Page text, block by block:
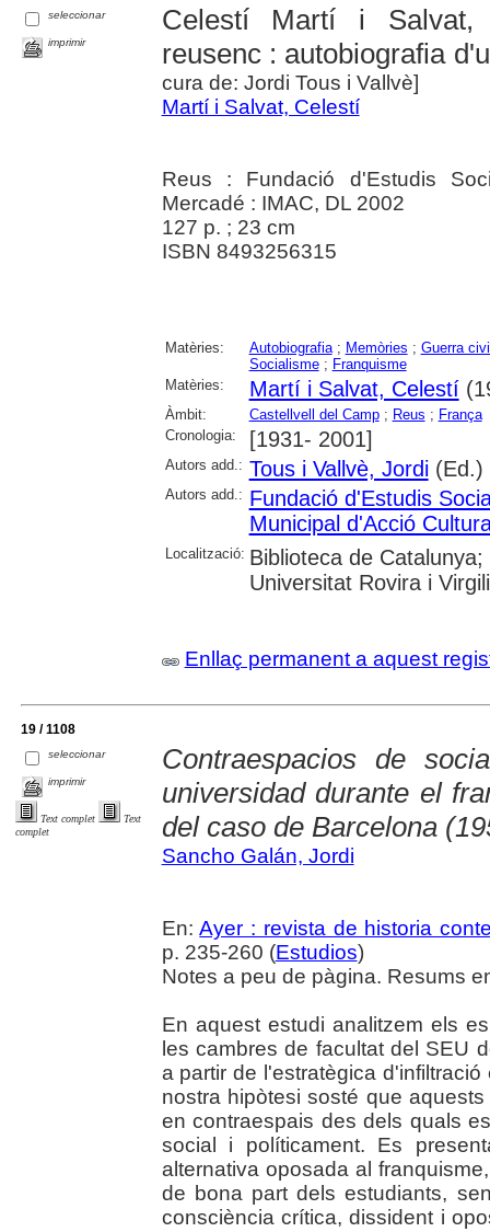
seleccionar
imprimir
Celestí Martí i Salvat,
reusenc : autobiografia
cura de: Jordi Tous i Vallvè]
Martí i Salvat, Celestí
Reus : Fundació d'Estudis
Mercadé : IMAC, DL 2002
127 p. ; 23 cm
ISBN 8493256315
Matèries: Autobiografia; Memòries ; Guerra
Socialisme; Franquisme
Matèries:
Martí i Salvat, Celestí
Àmbit: Castellvell del Camp; Reus ; França
Cronologia:
[1931- 2001]
Autors add.: Tous i Vallvè, Jordi(Ed.)
Autors add.: Fundació d'Estudis
Municipal d'Acció
Localització: Biblioteca de
Universitat Rovira i
Enllaç permanent a aquest
19 / 1108
seleccionar
imprimir
Text complet
Text
complet
Contraespacios de
universidad durante el
del caso de Barcelona
Sancho Galán, Jordi
En:Ayer : revista de historia
p. 235-260 (Estudios)
Notes a peu de pàgina. Resums
En aquest estudi analitzem els
les cambres de facultat del SEU
a partir de l'estratègica
nostra hipòtesi sosté que
en contraespais des dels quals
social i políticament. Es
alternativa oposada al
de bona part dels estudiants,
consciència crítica, dissident i